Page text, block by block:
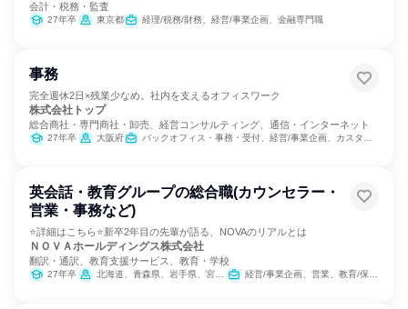
会計・税務・監査
27年卒 東京都 経理/税務/財務、経営/事業企画、金融専門職
事務
完全週休2日×残業少なめ。社内を支えるオフィスワーク
株式会社トップ
総合商社・専門商社・卸売、経営コンサルティング、通信・インターネット
27年卒 大阪府 バックオフィス・事務・受付、経営/事業企画、カスタマーサポート/コールセンター
英会話・教育グループの総合職(カウンセラー・
営業・事務など)
⭐詳細はこちら⭐新卒2年目の先輩が語る、NOVAのリアルとは
ＮＯＶＡホールディングス株式会社
翻訳・通訳、教育支援サービス、教育・学校
27年卒 北海道、青森県、岩手県、宮城県、秋田県、山形県、福島県、茨城県、栃木県、群馬県、埼玉県、千葉県、東京都、神奈川県、新潟県、富山県、石川県、福井県、山梨県、長野県、岐阜県、静岡県、愛知県、三重県、滋賀県、京都府、大阪府、兵庫県、奈良県、和歌山県、鳥取県、島根県、岡山県、広島県、山口県、徳島県、香川県、愛媛県、高知県、福岡県、佐賀県、長崎県、熊本県、大分県、宮崎県、鹿児島県、沖縄県 経営/事業企画、営業、教育/保育専門職、バックオフィス・事務・受付、経理/税務/財務、人事、総務、法務/知財、製造・生産工程、商品企画、マーケティング・広告・宣伝